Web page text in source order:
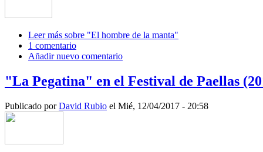
Leer más sobre "El hombre de la manta"
1 comentario
Añadir nuevo comentario
"La Pegatina" en el Festival de Paellas
Publicado porDavid Rubio el Mié, 12/04/2017 - 20:58